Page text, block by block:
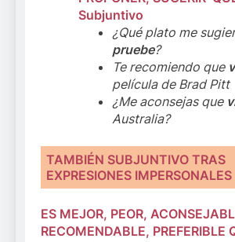
Subjuntivo
¿Qué plato me
pruebe?
Te recomiendo que
película de Brad Pitt
¿Me aconsejas que
Australia?
TAMBIÉN SUBJUNTIVOTRAS
EXPRESIONES IMPERSONALES
ES MEJOR, PEOR,
RECOMENDABLE, PREFERIBLE